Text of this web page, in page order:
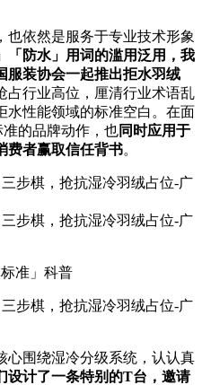
也依然是服务于专业技术形象
「防水」用词的滥用泛用，我
服装协会一起推出拒水羽绒
占行业高位，厘清行业术语乱
水性能领域的标准空白。在面
的品牌动作，也同时应用于
费者赢取信任背书。
准」科普
心围绕湿冷分级系统，认认真
设计了一条特别的T台，邀请